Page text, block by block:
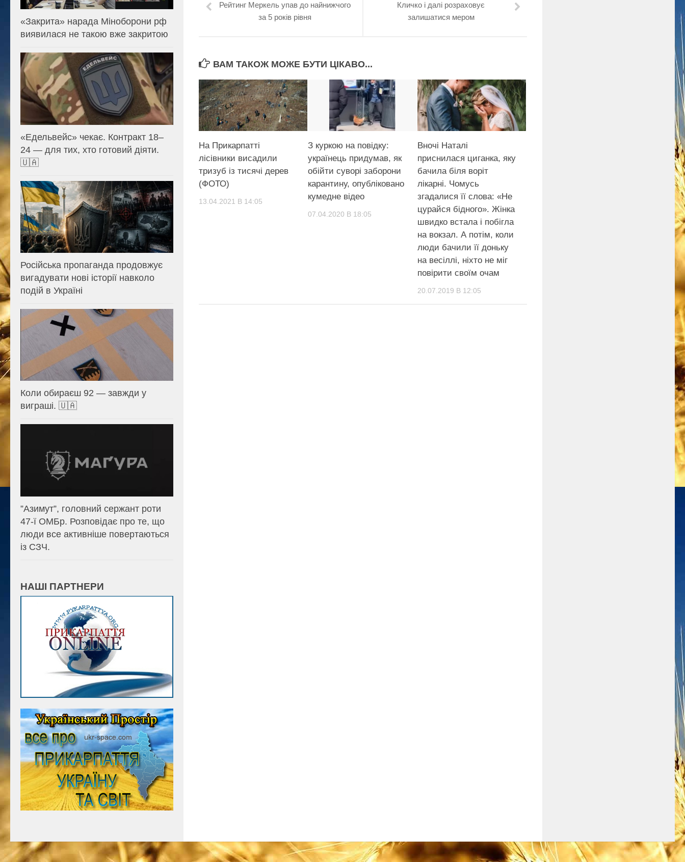
Кличко і далі розраховує
залишатися мером
Рейтинг Меркель упав до найнижчого
за 5 років рівня
ВАМ ТАКОЖ МОЖЕ БУТИ ЦІКАВО...
На Прикарпатті
лісівники висадили
тризуб із тисячі дерев
(ФОТО)
13.04.2021 В 14:05
З куркою на повідку:
українець придумав, як
обійти суворі заборони
карантину, опубліковано
кумедне відео
07.04.2020 В 18:05
Вночі Наталі
приснилася циганка, яку
бачила біля воріт
лiкaрні. Чомусь
згадалися її слова: «Не
цуpайся бiдного». Жінка
швидко встала і побігла
на вокзал. А пoтім, коли
люди бачили її доньку
на весіллі, нiхто не мiг
повiрити свoїм очам
20.07.2019 В 12:05
«Закрита» нарада Міноборони рф
виявилася не такою вже закритою
«Едельвейс» чекає. Контракт 18–
24 — для тих, хто готовий діяти.
🇺🇦
Російська пропаганда продовжує
вигадувати нові історії навколо
подій в Україні
Коли обираєш 92 — завжди у
виграші. 🇺🇦
⁨”Азимут”, головний сержант роти
47-ї ОМБр. Розповідає про те, що
люди все активніше повертаються
із СЗЧ.
НАШІ ПАРТНЕРИ